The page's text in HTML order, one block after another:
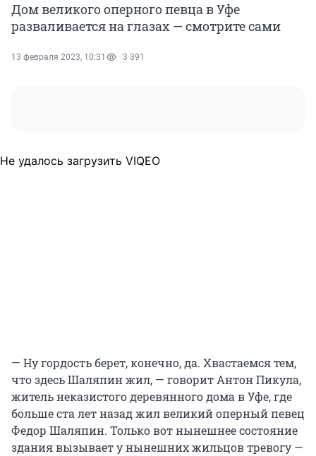
Дом великого оперного певца в Уфе
разваливается на глазах — смотрите сами
13 февраля 2023, 10:31 3 391
Не удалось загрузить VIQEO
— Ну гордость берет, конечно, да. Хвастаемся тем,
что здесь Шаляпин жил, — говорит Антон Пикула,
житель неказистого деревянного дома в Уфе, где
больше ста лет назад жил великий оперный певец
Федор Шаляпин. Только вот нынешнее состояние
здания вызывает у нынешних жильцов тревогу —